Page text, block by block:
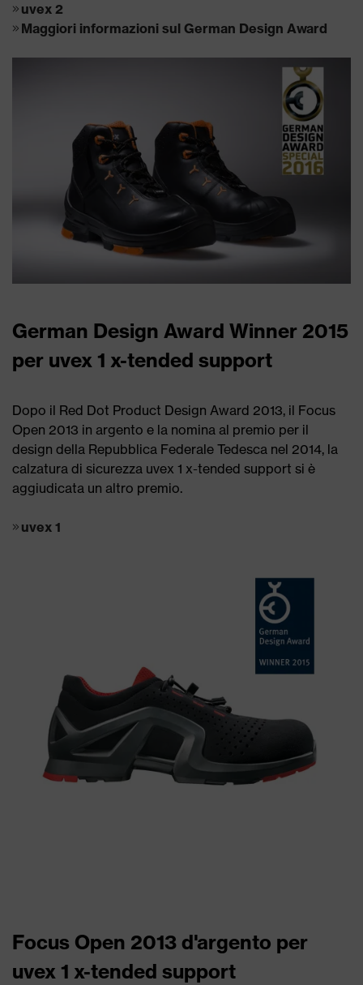
uvex 2
Maggiori informazioni sul German Design Award
German Design Award Winner 2015
per uvex 1 x-tended support
Dopo il Red Dot Product Design Award 2013, il Focus
Open 2013 in argento e la nomina al premio per il
design della Repubblica Federale Tedesca nel 2014, la
calzatura di sicurezza uvex 1 x-tended support si è
aggiudicata un altro premio.
uvex 1
Focus Open 2013 d'argento per
uvex 1 x-tended support